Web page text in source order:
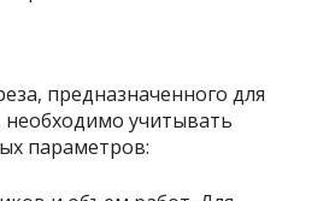
предназначенного для
необходимо учитывать
параметров: